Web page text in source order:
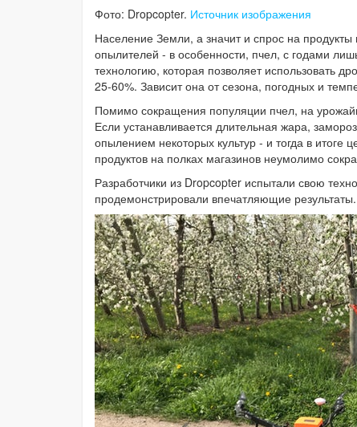
Фото: Dropcopter. Источник изображения
Население Земли, а значит и спрос на
опылителей - в особенности, пчел, с годами
технологию, которая позволяет использовать
25-60%. Зависит она от сезона, погодных и
Помимо сокращения популяции пчел, на
Если устанавливается длительная жара,
опылением некоторых культур - и тогда в
продуктов на полках магазинов неумолимо
Разработчики из Dropcopter испытали свою
продемонстрировали впечатляющие результаты.